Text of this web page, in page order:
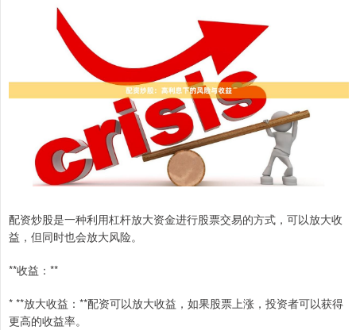
配资炒股是一种利用杠杆放大资金进行股票交易的方式，可以放大收
益，但同时也会放大风险。
**收益：**
* **放大收益：**配资可以放大收益，如果股票上涨，投资者可以获得
更高的收益率。